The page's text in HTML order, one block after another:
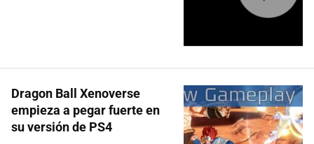
Dragon Ball Xenoverse
empieza a pegar fuerte en
su versión de PS4